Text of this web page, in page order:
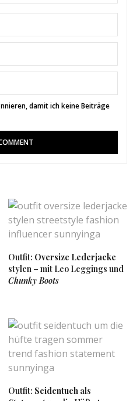
damit ich keine Beiträge
Outfit: Oversize Lederjacke
stylen – mit Leo Leggings und
Chunky Boots
Outfit: Seidentuch als